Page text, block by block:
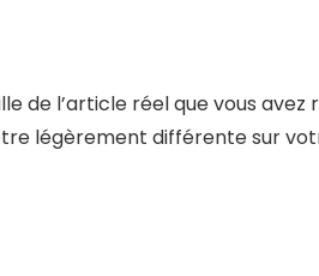
de l’article réel que vous
légèrement différente sur